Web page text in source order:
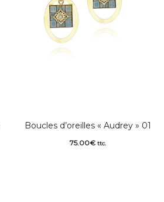
Boucles d’oreilles « Audrey » 01
75.00€ ttc.